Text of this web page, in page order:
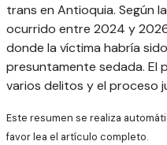
trans en Antioquia. Según
ocurrido entre 2024 y
donde la víctima habría
presuntamente sedada. El
varios delitos y el proceso
Este resumen se realiza
favor lea el artículo completo.